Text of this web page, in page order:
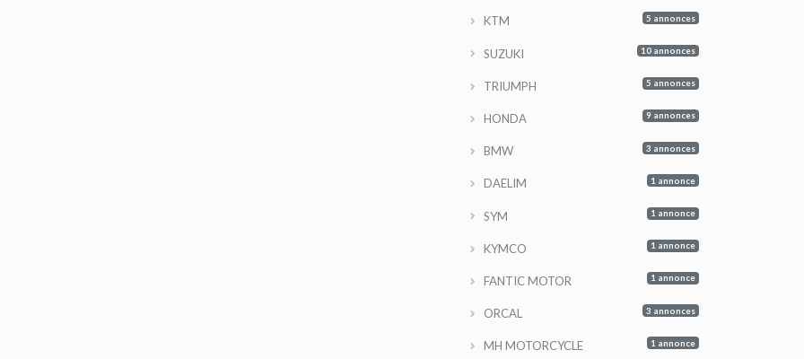
KTM 5 annonces
SUZUKI 10 annonces
TRIUMPH 5 annonces
HONDA 9 annonces
BMW 3 annonces
DAELIM 1 annonce
SYM 1 annonce
KYMCO 1 annonce
FANTIC MOTOR 1 annonce
ORCAL 3 annonces
MH MOTORCYCLE 1 annonce